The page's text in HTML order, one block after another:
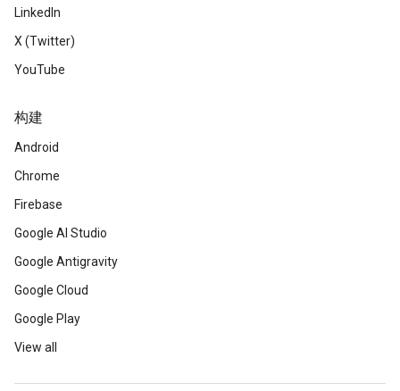
LinkedIn
X (Twitter)
YouTube
构建
Android
Chrome
Firebase
Google AI Studio
Google Antigravity
Google Cloud
Google Play
View all